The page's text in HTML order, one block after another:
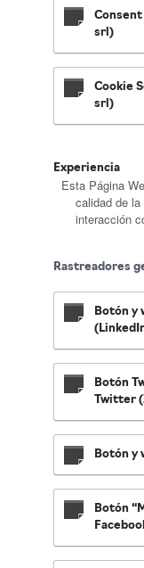
srl)
Cookie
srl)
Experiencia
Esta Página
calidad de
interacción
Rastreadores
Botón y
Botón
Twitter
Botón y
Botón